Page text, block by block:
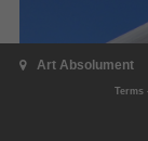
Art Absolument
Terms